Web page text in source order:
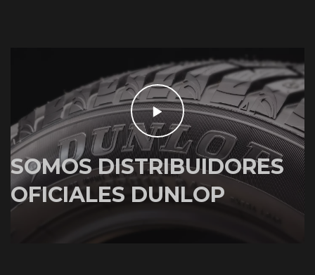
SOMOS DISTRIBUIDORES
OFICIALES DUNLOP